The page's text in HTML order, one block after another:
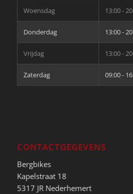
Woensdag 13:00 -
Donderdag 13:00 -
Vrijdag 13:00 -
Zaterdag 09:00 -
CONTACTGEGEVENS
Bergbikes
Kapelstraat 18
5317 JR Nederhemert